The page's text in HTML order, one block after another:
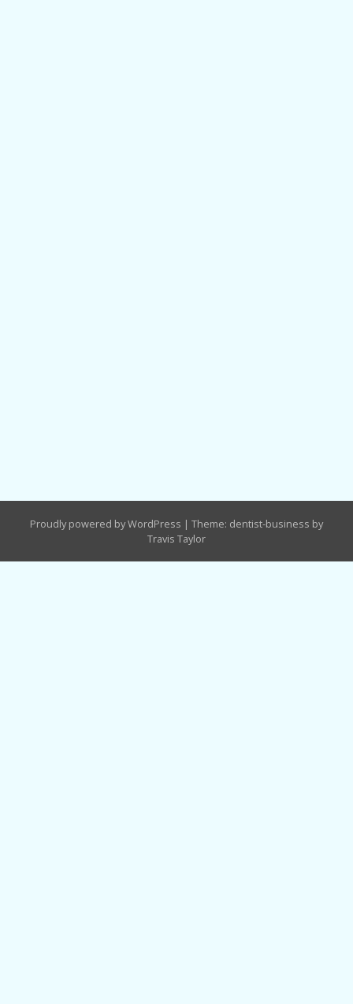
Proudly powered by WordPress | Theme: dentist-business by
Travis Taylor